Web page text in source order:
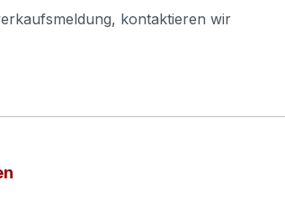
kontaktieren wir